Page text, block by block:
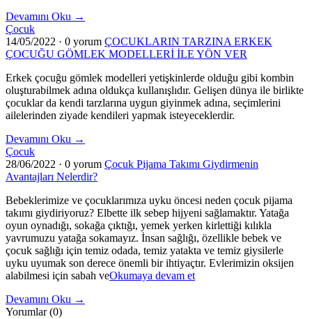
Devamını Oku →
Çocuk
14/05/2022 · 0 yorum ÇOCUKLARIN TARZINA ERKEK
ÇOCUĞU GÖMLEK MODELLERİ İLE YÖN VER
Erkek çocuğu gömlek modelleri yetişkinlerde olduğu gibi kombin
oluşturabilmek adına oldukça kullanışlıdır. Gelişen dünya ile birlikte
çocuklar da kendi tarzlarına uygun giyinmek adına, seçimlerini
ailelerinden ziyade kendileri yapmak isteyeceklerdir.
Devamını Oku →
Çocuk
28/06/2022 · 0 yorum Çocuk Pijama Takımı Giydirmenin
Avantajları Nelerdir?
Bebeklerimize ve çocuklarımıza uyku öncesi neden çocuk pijama
takımı giydiriyoruz? Elbette ilk sebep hijyeni sağlamaktır. Yatağa
oyun oynadığı, sokağa çıktığı, yemek yerken kirlettiği kılıkla
yavrumuzu yatağa sokamayız. İnsan sağlığı, özellikle bebek ve
çocuk sağlığı için temiz odada, temiz yatakta ve temiz giysilerle
uyku uyumak son derece önemli bir ihtiyaçtır. Evlerimizin oksijen
alabilmesi için sabah veOkumaya devam et"Çocuk
Devamını Oku →
Yorumlar (0)